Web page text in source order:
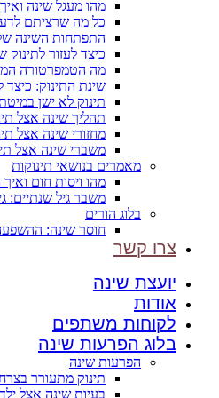
מהו מעגל שינה
כל מה שרציתם
התפתחות השינה
כיצד לעזור לתינוק
מה הטמפרטורה
שינת התינוק: כיצד
תינוק לא ישן
תהליך שינה אצל
מחזורי שינה אצל
משברי שינה אצל
מאמרים בנושאי תינוקות
מהו ויסות חום
משבר גיל שנתיים:
בלוג הורים
חוסר שינה:
צרו קשר
יועצת שינה
אודות
לקוחות משתפים
בלוג הפרעות שינה
הפרעות שינה
תינוק מתעורר
בעיות שינה אצל